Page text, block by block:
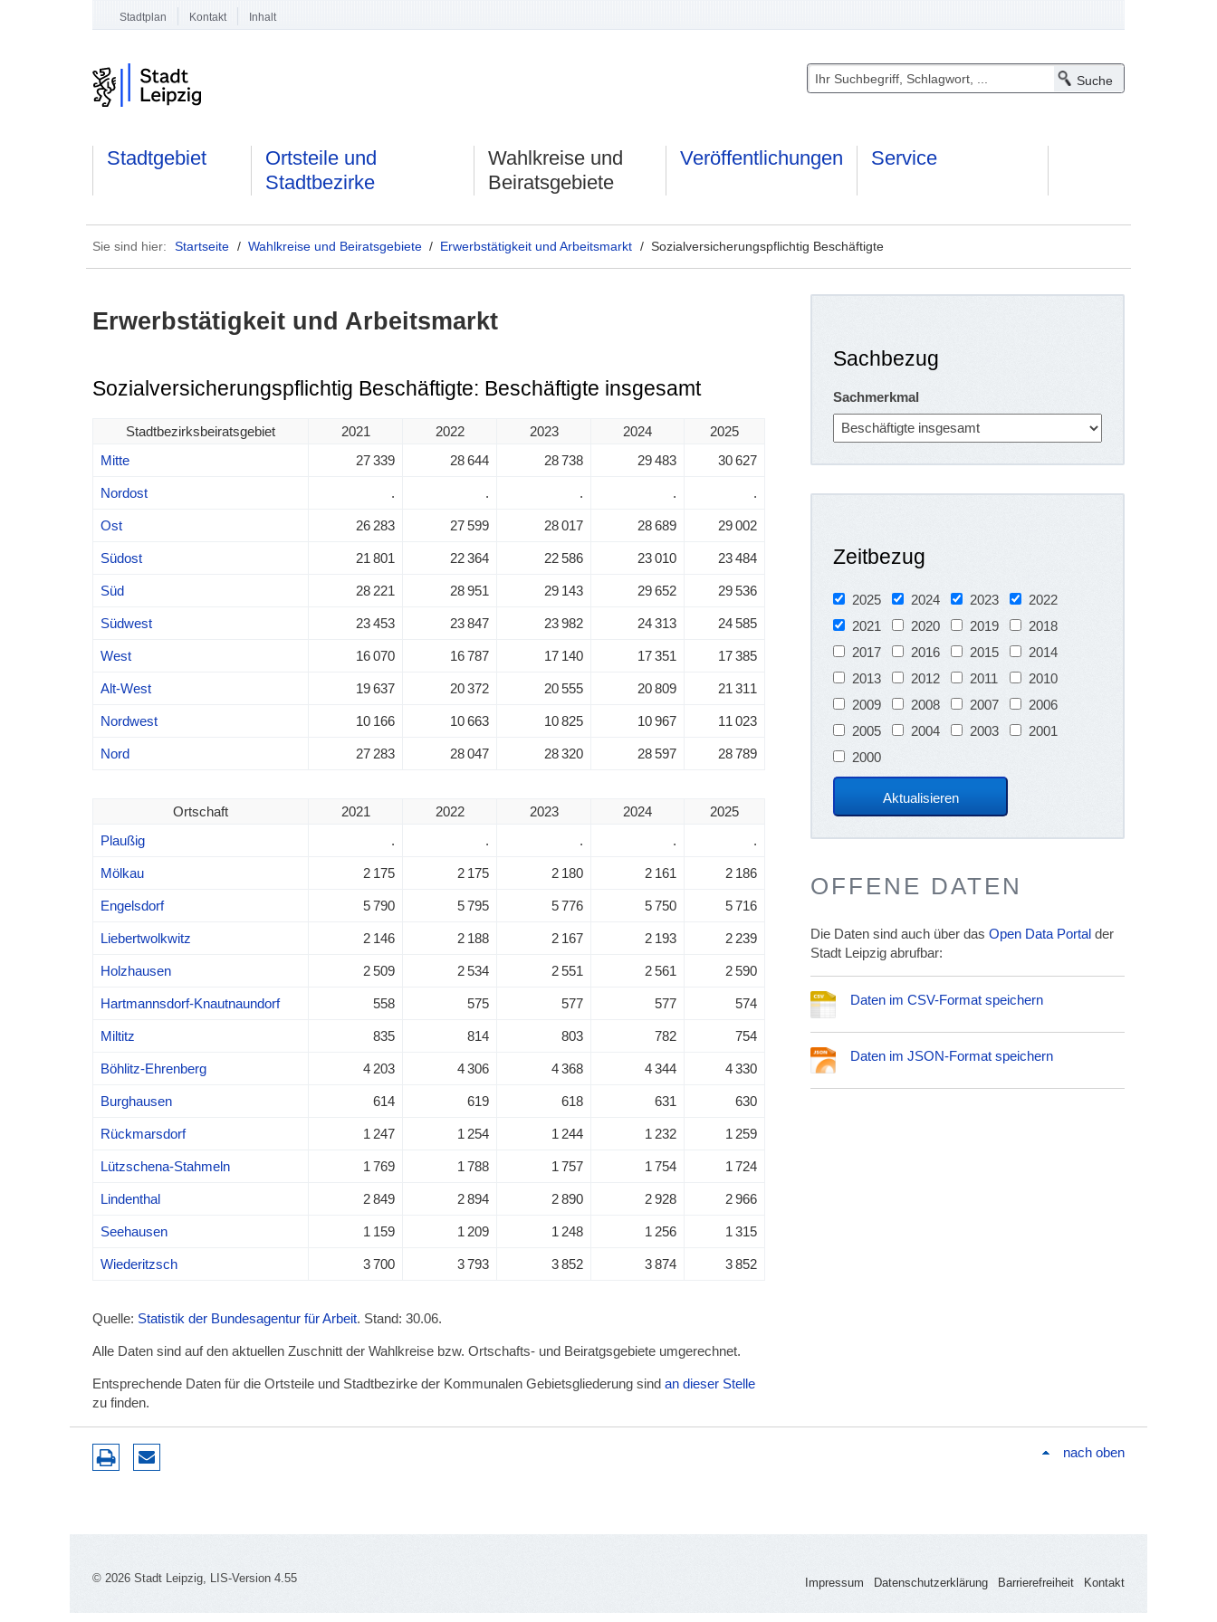
Stadtplan Kontakt Inhalt
Stadtgebiet
Ortsteile und
Stadtbezirke
Wahlkreise und
Beiratsgebiete
Veröffentlichungen Service
Sie sind hier: Startseite / Wahlkreise und Beiratsgebiete / Erwerbstätigkeit und Arbeitsmarkt / Sozialversicherungspflichtig Beschäftigte
Erwerbstätigkeit und Arbeitsmarkt
Sozialversicherungspflichtig Beschäftigte: Beschäftigte insgesamt
Stadtbezirksbeiratsgebiet 2021 2022 2023 2024
2025
Mitte
27 339 28 644 28 738 29 483 30 627
Nordost . . . . .
Ost 26 283 27 599 28 017 28 689 29 002
Südost 21 801 22 364 22 586 23 010 23 484
Süd 28 221 28 951 29 143 29 652 29 536
Südwest 23 453 23 847 23 982 24 313 24 585
West 16 070 16 787 17 140 17 351 17 385
Alt-West 19 637 20 372 20 555 20 809 21 311
Nordwest 10 166 10 663 10 825 10 967 11 023
Nord 27 283 28 047 28 320 28 597 28 789
Ortschaft 2021 2022 2023 2024
2025
Plaußig
. . . . .
Mölkau 2 175 2 175 2 180 2 161 2 186
Engelsdorf 5 790 5 795 5 776 5 750 5 716
Liebertwolkwitz 2 146 2 188 2 167 2 193 2 239
Holzhausen 2 509 2 534 2 551 2 561 2 590
Hartmannsdorf-Knautnaundorf 558 575 577 577 574
Miltitz 835 814 803 782 754
Böhlitz-Ehrenberg 4 203 4 306 4 368 4 344 4 330
Burghausen 614 619 618 631 630
Rückmarsdorf 1 247 1 254 1 244 1 232 1 259
Lützschena-Stahmeln 1 769 1 788 1 757 1 754 1 724
Lindenthal 2 849 2 894 2 890 2 928 2 966
Seehausen 1 159 1 209 1 248 1 256 1 315
Wiederitzsch 3 700 3 793 3 852 3 874 3 852
Quelle: Statistik der Bundesagentur für Arbeit. Stand: 30.06.
Alle Daten sind auf den aktuellen Zuschnitt der Wahlkreise bzw. Ortschafts- und Beiratgsgebiete umgerechnet.
Entsprechende Daten für die Ortsteile und Stadtbezirke der Kommunalen Gebietsgliederung sind an dieser Stelle
zu finden.
Sachbezug
Sachmerkmal
Zeitbezug
2025 2024 2023
2022
2021
2020 2019
2018
2017
2016 2015
2014
2013
2012 2011
2010
2009
2008 2007
2006
2005
2004 2003
2001
2000
OFFENE DATEN
Die Daten sind auch über dasOpen Data Portal der
Stadt Leipzig abrufbar:
Daten im CSV-Format speichern
Daten im JSON-Format speichern
nach oben
© 2026 Stadt Leipzig, LIS-Version 4.55 Impressum Datenschutzerklärung Barrierefreiheit Kontakt